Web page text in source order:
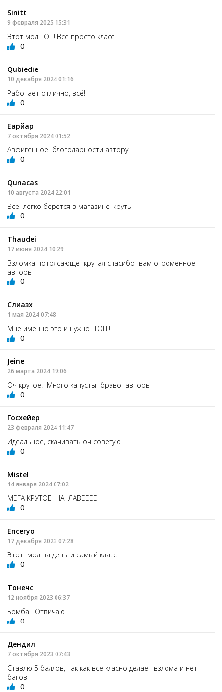
Sinitt
9 февраля 2025 15:31
Этот мод ТОП! Всё просто класс!
0
Qubiedie
10 декабря 2024 01:16
Работает отлично, всё!
0
Еарйар
7 октября 2024 01:52
Авфигенное блогодарности автору
0
Qunacas
10 августа 2024 22:01
Все легко берется в магазине круть
0
Thaudei
17 июня 2024 10:29
Взломка потрясающе крутая спасибо вам огроменное
авторы
0
Слиазх
1 мая 2024 07:48
Мне именно это и нужно ТОП!!
0
Jeine
26 марта 2024 19:06
Оч крутое. Много капусты браво авторы
0
Госхейер
23 февраля 2024 11:47
Идеальное, скачивать оч советую
0
Mistel
14 января 2024 07:02
МЕГА КРУТОЕ НА ЛАВЕЕЕЕ
0
Enceryo
17 декабря 2023 07:28
Этот мод на деньги самый класс
0
Тонечс
12 ноября 2023 06:37
Бомба. Отвичаю
0
Дендил
7 октября 2023 07:43
Ставлю 5 баллов, так как все класно делает взлома и нет
багов
0